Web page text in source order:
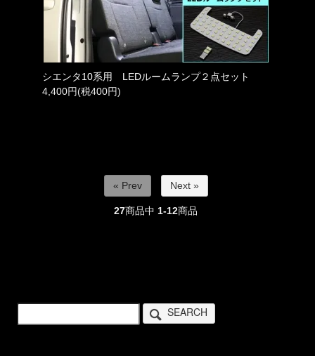
シエンタ10系用 LEDルームランプ２点セット
4,400円(税400円)
« Prev Next »
27商品中 1-12商品
SEARCH